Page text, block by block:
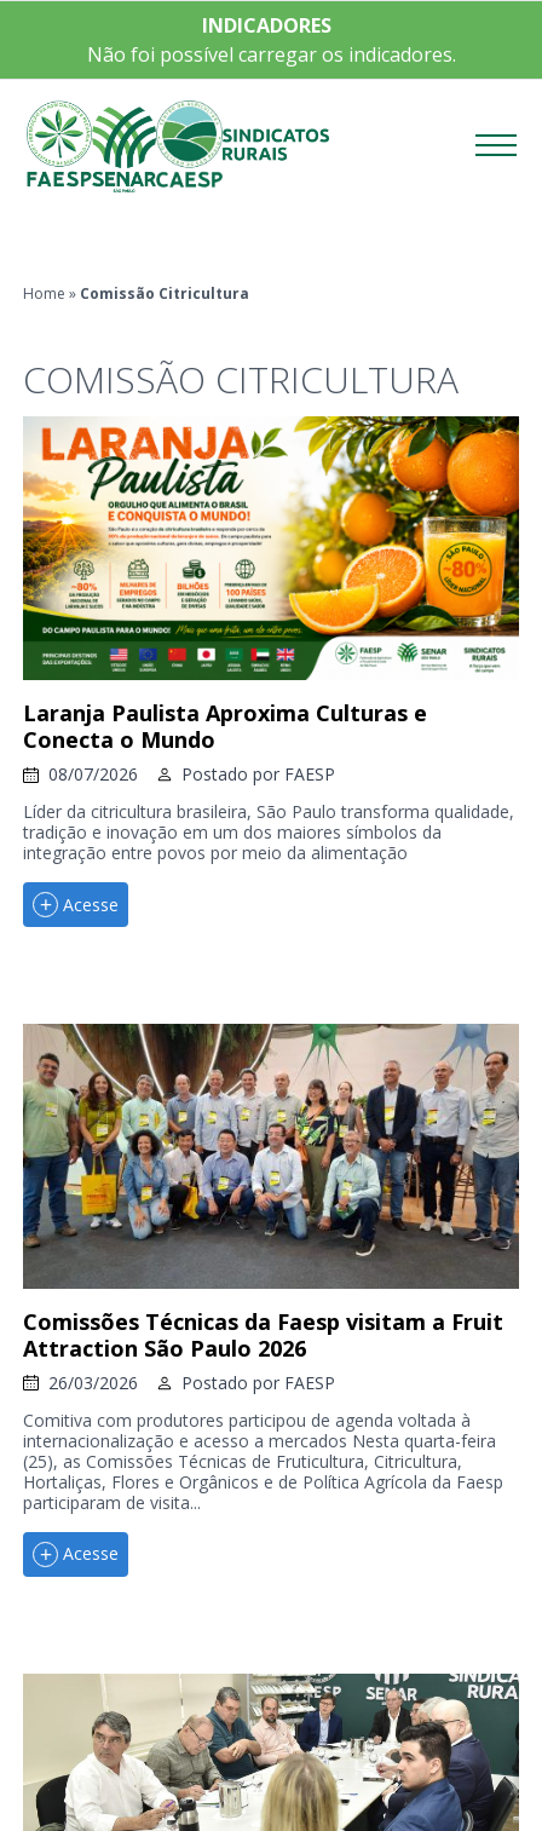
INDICADORES
Não foi possível carregar os indicadores.
Home » Comissão Citricultura
COMISSÃO CITRICULTURA
Laranja Paulista Aproxima Culturas e
Conecta o Mundo
08/07/2026 Postado por FAESP
Líder da citricultura brasileira, São Paulo transforma qualidade,
tradição e inovação em um dos maiores símbolos da
integração entre povos por meio da alimentação
Acesse
Comissões Técnicas da Faesp visitam a Fruit
Attraction São Paulo 2026
26/03/2026 Postado por FAESP
Comitiva com produtores participou de agenda voltada à
internacionalização e acesso a mercados Nesta quarta-feira
(25), as Comissões Técnicas de Fruticultura, Citricultura,
Hortaliças, Flores e Orgânicos e de Política Agrícola da Faesp
participaram de visita...
Acesse